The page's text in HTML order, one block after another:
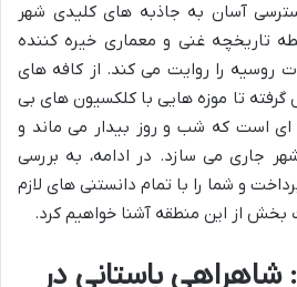
آسان به جاذبه های کلیدی شهر
تاریخچه غنی و معماری خیره کننده
روسیه را روایت می کند. از کافه های
تا موزه هایی با کلکسیون های بی
ای است که شب و روز بیدار می ماند و
جاری می سازد. در ادامه، به بررسی
و شما را با تمام دانستنی های لازم
بخش از این منطقه آشنا خواهیم کرد.
شاهراهی باستانی در